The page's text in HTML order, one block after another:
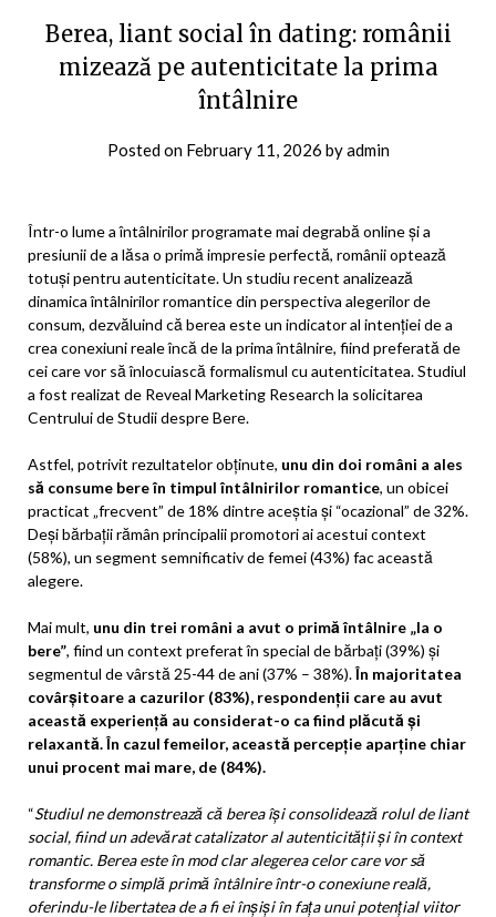
Berea, liant social în dating: românii
mizează pe autenticitate la prima
întâlnire
Posted on February 11, 2026 byadmin
Într-o lume a întâlnirilor programate mai degrabă online și a
presiunii de a lăsa o primă impresie perfectă, românii optează
totuși pentru autenticitate. Un studiu recent analizează
dinamica întâlnirilor romantice din perspectiva alegerilor de
consum, dezvăluind că berea este un indicator al intenției de a
crea conexiuni reale încă de la prima întâlnire, fiind preferată de
cei care vor să înlocuiască formalismul cu autenticitatea. Studiul
a fost realizat de Reveal Marketing Research la solicitarea
Centrului de Studii despre Bere.
Astfel, potrivit rezultatelor obținute, unu din doi români a ales
să consume bere în timpul întâlnirilor romantice, un obicei
practicat „frecvent” de 18% dintre aceștia și “ocazional” de 32%.
Deși bărbații rămân principalii promotori ai acestui context
(58%), un segment semnificativ de femei (43%) fac această
alegere.
Mai mult, unu din trei români a avut o primă întâlnire „la o
bere”, fiind un context preferat în special de bărbați (39%) și
segmentul de vârstă 25-44 de ani (37% – 38%).În majoritatea
covârșitoare a cazurilor (83%), respondenții care au avut
această experiență au considerat-o ca fiind plăcută și
relaxantă. În cazul femeilor, această percepție aparține chiar
unui procent mai mare, de (84%).
“Studiul ne demonstrează că bereaîși consolidează rolul de liant
social, fiind unadevărat catalizator al autenticității și în context
romantic. Berea este în mod clar alegerea celor care vor să
transforme o simplă primă întâlnire într-o conexiune reală,
oferindu-le libertatea de a fi ei înșiși în fața unui potențial viitor